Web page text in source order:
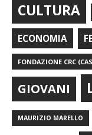
CULTURA
ECONOMIA
FONDAZIONE CRC
GIOVANI
MAURIZIO MARELLO